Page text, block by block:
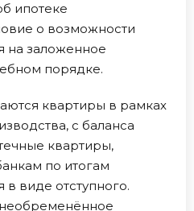
ипотеке
о возможности
на заложенное
порядке.
квартиры в рамках
с баланса
квартиры,
по итогам
виде отступного.